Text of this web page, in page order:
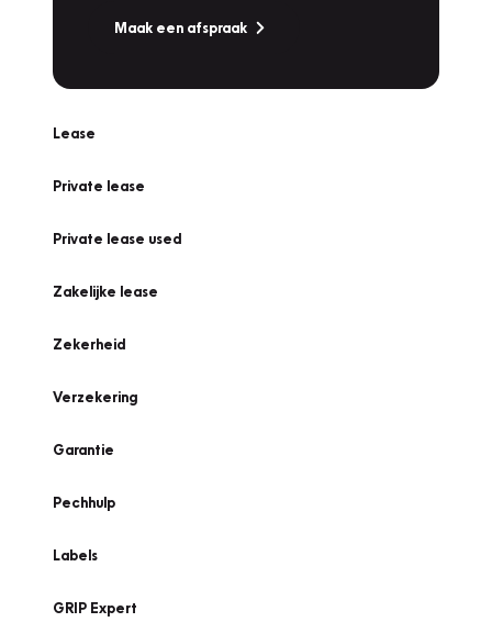
Maak een afspraak
Lease
Private lease
Private lease used
Zakelijke lease
Zekerheid
Verzekering
Garantie
Pechhulp
Labels
GRIP Expert